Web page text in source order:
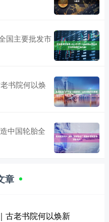
国主要批发市
书院何以焕
中国轮胎全
章
古老书院何以焕新